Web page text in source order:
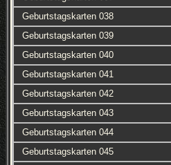
Geburtstagskarten 038
Geburtstagskarten 039
Geburtstagskarten 040
Geburtstagskarten 041
Geburtstagskarten 042
Geburtstagskarten 043
Geburtstagskarten 044
Geburtstagskarten 045